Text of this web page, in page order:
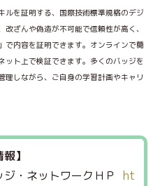
ルを証明する、国際技術標準規格のデジ
改ざんや偽造が不可能で信頼性が高く、
で内容を証明できます。オンラインで簡
ト上で検証できます。 多くのバッジを
理しながら、ご自身の学習計画やキャリ
】
・ネットワークＨＰ ht